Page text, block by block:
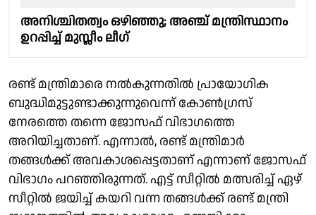
അനിശ്ചിതത്വം ഒഴിഞ്ഞു; അഞ്ച് മന്ത്രിസ്ഥാനം
ഉറപ്പിച്ച് മുസ്ലീം ലീഗ്
രണ്ട് മന്ത്രിമാരെ നൽകുന്നതിൽ പ്രായോഗിക
ബുദ്ധിമുട്ടുണ്ടാക്കുന്നുവെന്ന് കോൺഗ്രസ്
നേരത്തെ തന്നെ ജോസഫ് വിഭാഗത്തെ
അറിയിച്ചതാണ്. എന്നാൽ, രണ്ട് മന്ത്രിമാർ
തങ്ങൾക്ക് അവകാശപ്പെട്ടതാണ് എന്നാണ് ജോസഫ്
വിഭാഗം പറഞ്ഞിരുന്നത്. എട്ട് സീറ്റിൽ മത്സരിച്ച് ഏഴ്
സീറ്റിൽ ജയിച്ച് കയറി വന്ന തങ്ങൾക്ക് രണ്ട് മന്ത്രി